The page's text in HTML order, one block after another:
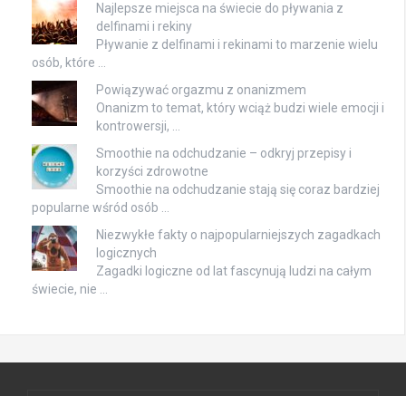
Najlepsze miejsca na świecie do pływania z
delfinami i rekiny
Pływanie z delfinami i rekinami to marzenie wielu
osób, które …
Powiązywać orgazmu z onanizmem
Onanizm to temat, który wciąż budzi wiele emocji i
kontrowersji, …
Smoothie na odchudzanie – odkryj przepisy i
korzyści zdrowotne
Smoothie na odchudzanie stają się coraz bardziej
popularne wśród osób …
Niezwykłe fakty o najpopularniejszych zagadkach
logicznych
Zagadki logiczne od lat fascynują ludzi na całym
świecie, nie …